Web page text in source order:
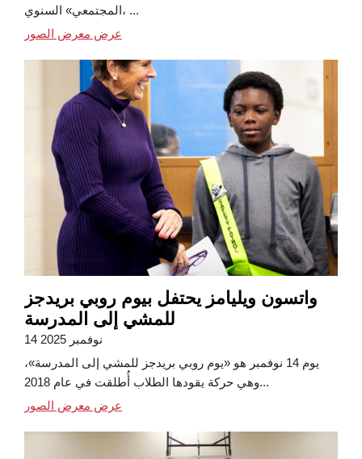
المجتمعي» السنوي، ...
عرض معرض الصور
واتسون ويليامز يحتفل بيوم روبي بريدجز
للمشي إلى المدرسة
14 نوفمبر 2025
يوم 14 نوفمبر هو «يوم روبي بريدجز للمشي إلى المدرسة»،
وهي حركة يقودها الطلاب أُطلقت في عام 2018...
عرض معرض الصور